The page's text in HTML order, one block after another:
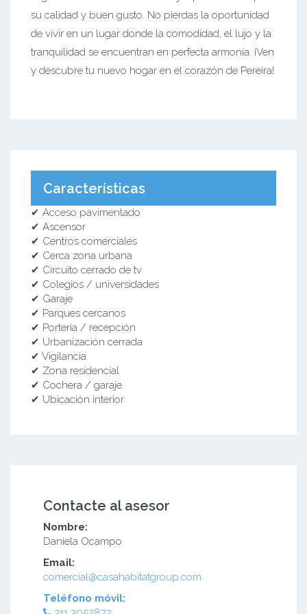
su calidad y buen gusto. No pierdas la oportunidad
de vivir en un lugar donde la comodidad, el lujo y la
tranquilidad se encuentran en perfecta armonía. ¡Ven
y descubre tu nuevo hogar en el corazón de Pereira!
Características
✔ Acceso pavimentado
✔ Ascensor
✔ Centros comerciales
✔ Cerca zona urbana
✔ Circuito cerrado de tv
✔ Colegios / universidades
✔ Garaje
✔ Parques cercanos
✔ Portería / recepción
✔ Urbanización cerrada
✔ Vigilancia
✔ Zona residencial
✔ Cochera / garaje
✔ Ubicación interior
Contacte al asesor
Nombre:
Daniela Ocampo
Email:
comercial@casahabitatgroup.com
Teléfono móvil: